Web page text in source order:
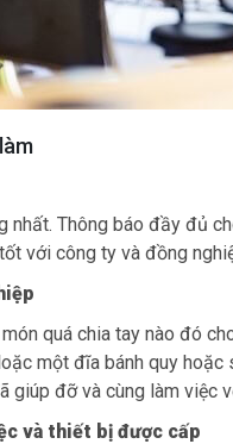
nhất. Thông báo đầy đủ
với công ty và đồng
quá chia tay nào đó
một đĩa bánh quy
giúp đỡ và cùng làm việc
và thiết bị được cấp